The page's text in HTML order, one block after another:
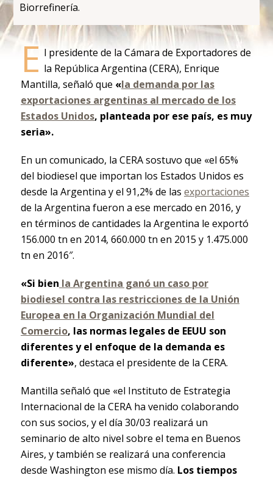
Biorrefinería.
E l presidente de la Cámara de Exportadores de
la República Argentina (CERA), Enrique
Mantilla, señaló que «la demanda por las
exportaciones argentinas al mercado de los
Estados Unidos, planteada por ese país, es muy
seria».
En un comunicado, la CERA sostuvo que «el 65%
del biodiesel que importan los Estados Unidos es
desde la Argentina y el 91,2% de las exportaciones
de la Argentina fueron a ese mercado en 2016, y
en términos de cantidades la Argentina le exportó
156.000 tn en 2014, 660.000 tn en 2015 y 1.475.000
tn en 2016″.
«Si bien la Argentina ganó un caso por
biodiesel contra las restricciones de la Unión
Europea en la Organización Mundial del
Comercio, las normas legales de EEUU son
diferentes y el enfoque de la demanda es
diferente», destaca el presidente de la CERA.
Mantilla señaló que «el Instituto de Estrategia
Internacional de la CERA ha venido colaborando
con sus socios, y el día 30/03 realizará un
seminario de alto nivel sobre el tema en Buenos
Aires, y también se realizará una conferencia
desde Washington ese mismo día. Los tiempos